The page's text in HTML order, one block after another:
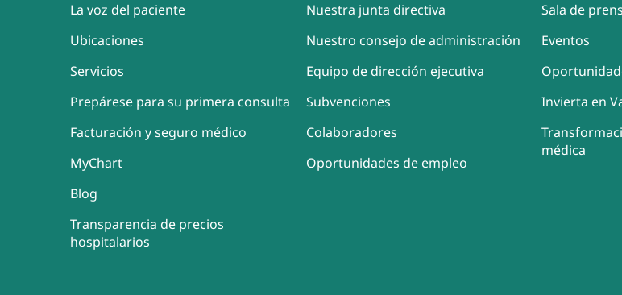
La voz del paciente
Ubicaciones
Servicios
Prepárese para su primera consulta
Facturación y seguro médico
MyChart
Blog
Transparencia de precios
hospitalarios
Nuestra junta directiva
Nuestro consejo de administración
Equipo de dirección ejecutiva
Subvenciones
Colaboradores
Oportunidades de empleo
Sala de
Eventos
Invierta en
médica